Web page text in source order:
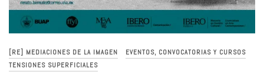
[RE] MEDIACIONES DE LA IMAGEN
EVENTOS, CONVOCATORIAS Y CURSOS
TENSIONES SUPERFICIALES